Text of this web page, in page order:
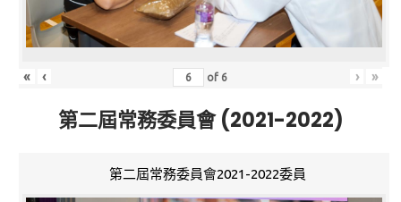
« ‹ of 6 › »
第二屆常務委員會 (2021-2022)
第二屆常務委員會2021-2022委員